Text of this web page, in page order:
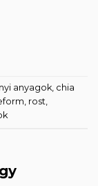
anyagok, chia
, rost,